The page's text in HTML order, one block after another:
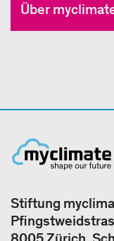
Über
Stiftung